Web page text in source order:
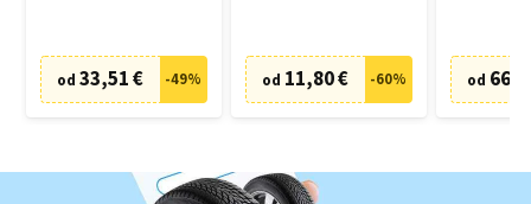
od 33,51 € -49% od 11,80 € -60% od